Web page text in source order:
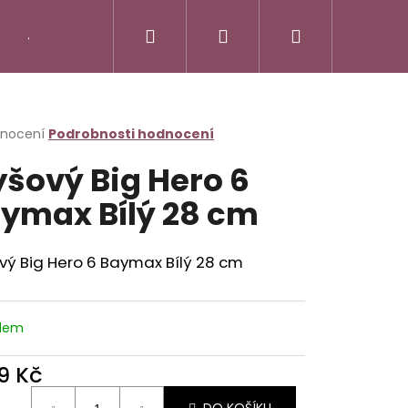
Jak vycvičit draka Little Pet Shop - LPS
Přihlášení
Podrobnosti hodnocení
Big Hero 6
Bílý 28 cm
Big Hero 6 Baymax Bílý 28 cm
Kč
Následující
ZVÍŘÁTKA - ŠTÍR